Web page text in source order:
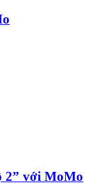
2” với MoMo